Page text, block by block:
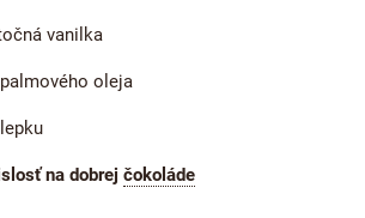
vanilka
oleja
na dobrej čokoláde